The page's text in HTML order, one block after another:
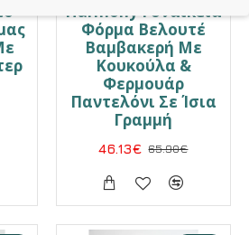
Harmony Γυναικεία
Φόρμα Βελουτέ
Βαμβακερή Με
Κουκούλα &
Φερμουάρ
Παντελόνι Σε Ίσια
Γραμμή
46.13€ 65.90€